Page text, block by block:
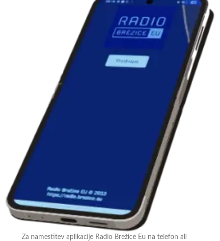
Za namestitev aplikacije Radio Brežice Eu na telefon ali